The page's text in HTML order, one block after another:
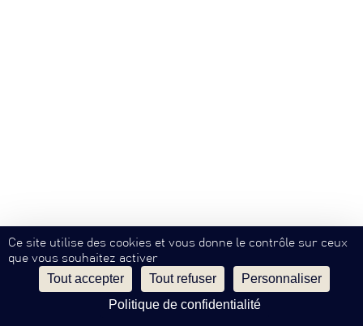
Ce site utilise des cookies et vous donne le contrôle sur ceux
que vous souhaitez activer
Tout accepter Tout refuser
Personnaliser
Politique de confidentialité